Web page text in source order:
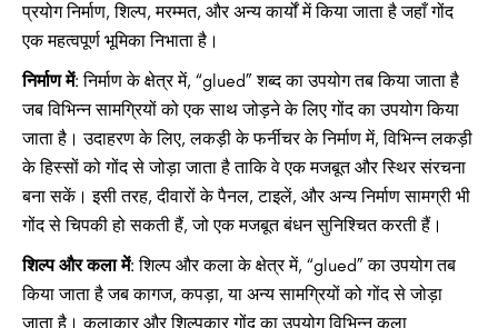
प्रयोग निर्माण, शिल्प, मरम्मत, और अन्य कार्यों में किया जाता है जहाँ गोंद
एक महत्वपूर्ण भूमिका निभाता है।
निर्माण में: निर्माण के क्षेत्र में, “glued” शब्द का उपयोग तब किया जाता है
जब विभिन्न सामग्रियों को एक साथ जोड़ने के लिए गोंद का उपयोग किया
जाता है। उदाहरण के लिए, लकड़ी के फर्नीचर के निर्माण में, विभिन्न लकड़ी
के हिस्सों को गोंद से जोड़ा जाता है ताकि वे एक मजबूत और स्थिर संरचना
बना सकें। इसी तरह, दीवारों के पैनल, टाइलें, और अन्य निर्माण सामग्री भी
गोंद से चिपकी हो सकती हैं, जो एक मजबूत बंधन सुनिश्चित करती हैं।
शिल्प और कला में: शिल्प और कला के क्षेत्र में, “glued” का उपयोग तब
किया जाता है जब कागज, कपड़ा, या अन्य सामग्रियों को गोंद से जोड़ा
जाता है। कलाकार और शिल्पकार गोंद का उपयोग विभिन्न कला